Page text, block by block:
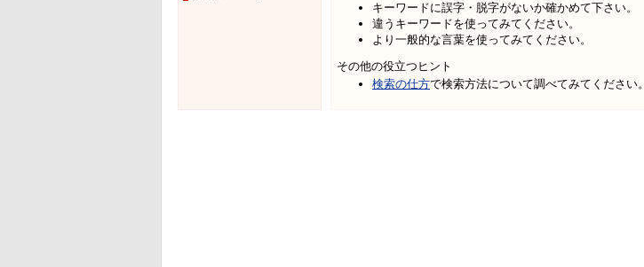
キーワードに誤字・脱字がないか確かめて下さい。
違うキーワードを使ってみてください。
より一般的な言葉を使ってみてください。
その他の役立つヒント
検索の仕方で検索方法について調べてみてください。